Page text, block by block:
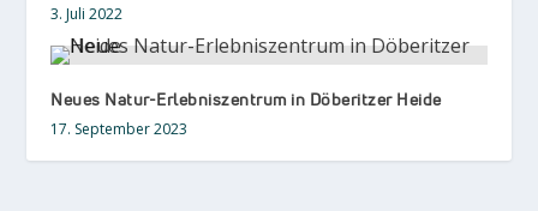
3. Juli 2022
Neues Natur-Erlebniszentrum in Döberitzer Heide
17. September 2023